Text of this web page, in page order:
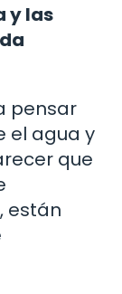
y las
pensar
el agua y
que
están